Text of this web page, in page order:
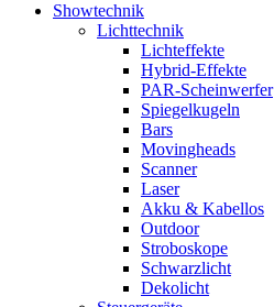
Showtechnik
Lichttechnik
Lichteffekte
Hybrid-Effekte
PAR-Scheinwerfer
Spiegelkugeln
Bars
Movingheads
Scanner
Laser
Akku & Kabellos
Outdoor
Stroboskope
Schwarzlicht
Dekolicht